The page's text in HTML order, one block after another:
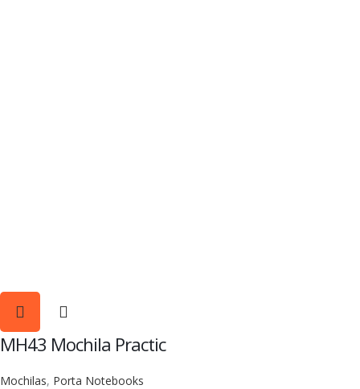
MH43 Mochila Practic
Mochilas, Porta Notebooks